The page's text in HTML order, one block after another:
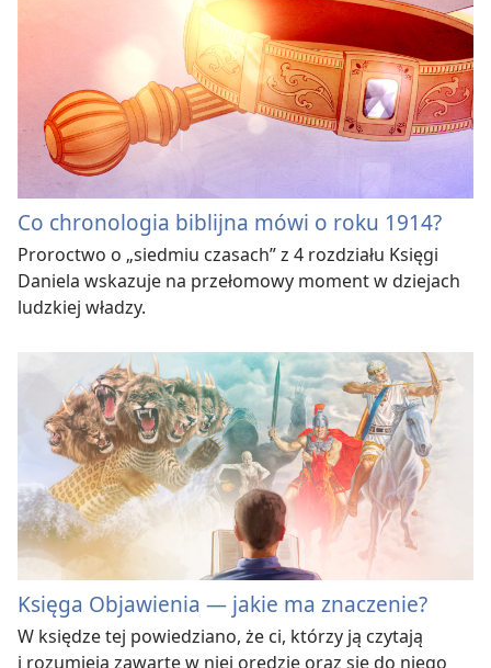
Co chronologia biblijna mówi o roku 1914?
Proroctwo o „siedmiu czasach” z 4 rozdziału Księgi
Daniela wskazuje na przełomowy moment w dziejach
ludzkiej władzy.
Księga Objawienia — jakie ma znaczenie?
W księdze tej powiedziano, że ci, którzy ją czytają
i rozumieją zawarte w niej orędzie oraz się do niego